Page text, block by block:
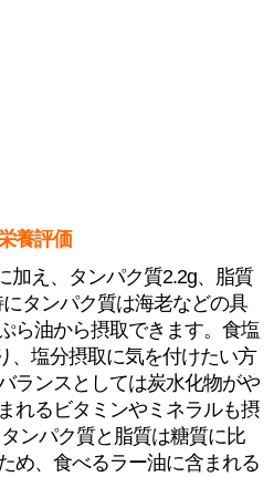
養評価
加え、タンパク質2.2g、脂質
タンパク質は海老などの具
ら油から摂取できます。食塩
、塩分摂取に気を付けたい方
ランスとしては炭水化物がや
れるビタミンやミネラルも摂
ンパク質と脂質は糖質に比
め、食べるラー油に含まれる